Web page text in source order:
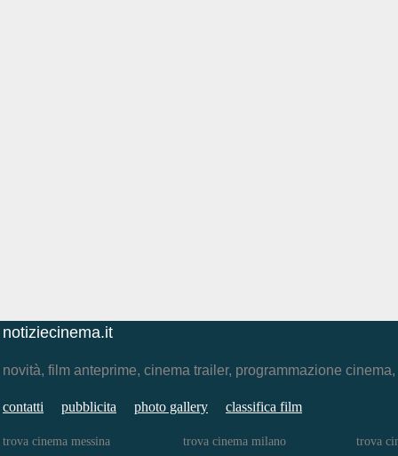
notiziecinema.it
novità, film anteprime, cinema trailer, programmazione
contatti pubblicita photo gallery classifica film
trova cinema messina trova cinema milano trova